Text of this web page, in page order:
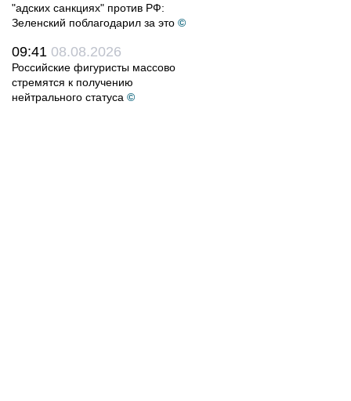
"адских санкциях" против РФ:
Зеленский поблагодарил за это ©
09:41 08.08.2026
Российские фигуристы массово
стремятся к получению
нейтрального статуса ©